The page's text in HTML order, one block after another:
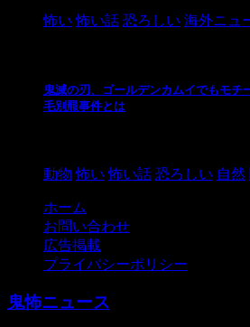
怖い 怖い話 恐ろしい 海外ニュ
鬼滅の刃、ゴールデンカムイでもモ
毛別羆事件とは
動物 怖い 怖い話 恐ろしい 自然
ホーム
お問い合わせ
広告掲載
プライバシーポリシー
鬼怖ニュース